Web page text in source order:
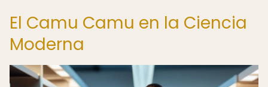
El Camu Camu en la Ciencia
Moderna